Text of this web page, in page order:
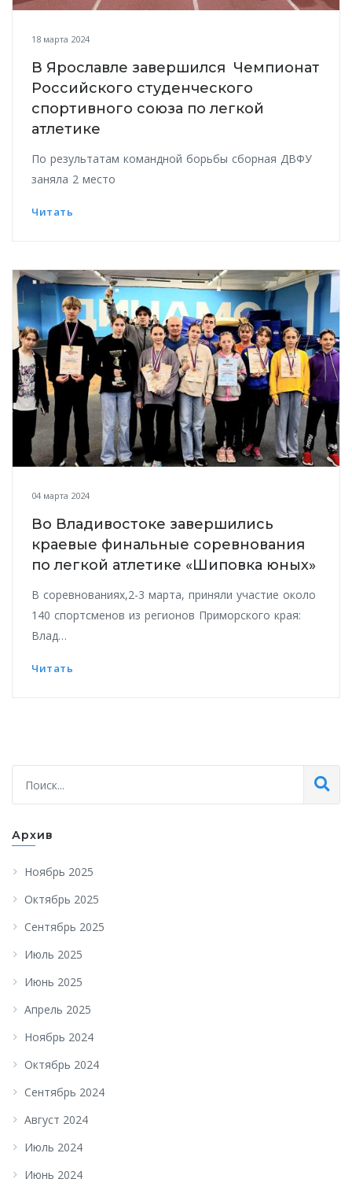
18 марта 2024
В Ярославле завершился Чемпионат
Российского студенческого
спортивного союза по легкой
атлетике
По результатам командной борьбы сборная ДВФУ
заняла 2 место
Читать
04 марта 2024
Во Владивостоке завершились
краевые финальные соревнования
по легкой атлетике «Шиповка юных»
В соревнованиях,2-3 марта, приняли участие около
140 спортсменов из регионов Приморского края:
Влад…
Читать
Архив
Ноябрь 2025
Октябрь 2025
Сентябрь 2025
Июль 2025
Июнь 2025
Апрель 2025
Ноябрь 2024
Октябрь 2024
Сентябрь 2024
Август 2024
Июль 2024
Июнь 2024